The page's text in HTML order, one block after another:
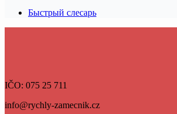
Быстрый слесарь
IČO: 075 25 711
info@rychly-zamecnik.cz